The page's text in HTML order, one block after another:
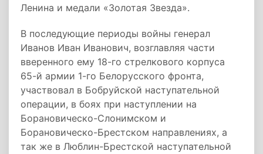
Ленина и медали «Золотая Звезда».
В последующие периоды войны генерал
Иванов Иван Иванович, возглавляя части
вверенного ему 18-го стрелкового корпуса
65-й армии 1-го Белорусского фронта,
участвовал в Бобруйской наступательной
операции, в боях при наступлении на
Борановическо-Слонимском и
Борановическо-Брестском направлениях, а
так же в Люблин-Брестской наступательной